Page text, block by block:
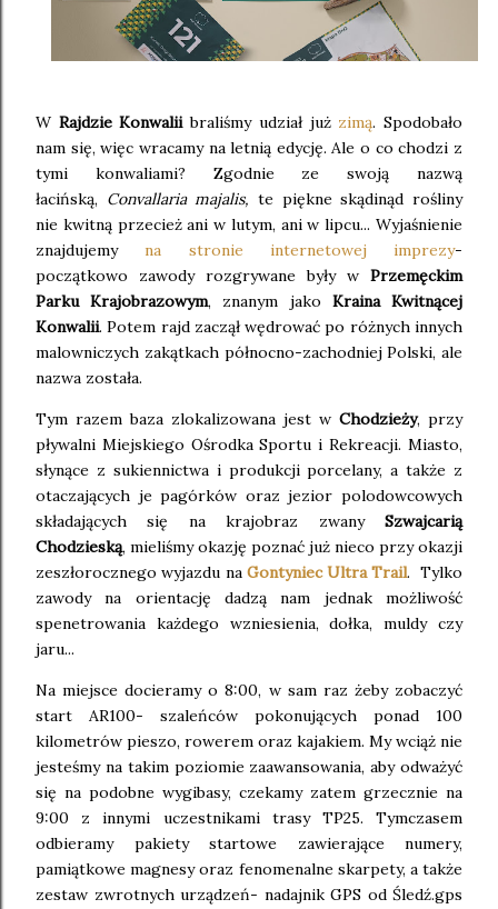
W Rajdzie Konwaliibraliśmy udział już zimą. Spodobało
nam się, więc wracamy na letnią edycję. Ale o co chodzi z
tymi konwaliami? Zgodnie ze swoją nazwą
łacińską, Convallaria majalis,te piękne skądinąd rośliny
nie kwitną przecież ani w lutym, ani w lipcu... Wyjaśnienie
znajdujemyna stronie internetowej imprezy-
początkowo zawody rozgrywane były w Przemęckim
Parku Krajobrazowym, znanym jako Kraina Kwitnącej
Konwalii. Potem rajd zaczął wędrować po różnych innych
malowniczych zakątkach północno-zachodniej Polski, ale
nazwa została.
Tym razem baza zlokalizowana jest w Chodzieży, przy
pływalni Miejskiego Ośrodka Sportu i Rekreacji. Miasto,
słynące z sukiennictwa i produkcji porcelany, a także z
otaczających je pagórków oraz jezior polodowcowych
składających się na krajobraz zwany Szwajcarią
Chodzieską, mieliśmy okazję poznać już nieco przy okazji
zeszłorocznego wyjazdu na Gontyniec Ultra Trail. Tylko
zawody na orientację dadzą nam jednak możliwość
spenetrowania każdego wzniesienia, dołka, muldy czy
jaru...
Na miejsce docieramy o 8:00, w sam raz żeby zobaczyć
start AR100- szaleńców pokonujących ponad 100
kilometrów pieszo, rowerem oraz kajakiem. My wciąż nie
jesteśmy na takim poziomie zaawansowania, aby odważyć
się na podobne wygibasy, czekamy zatem grzecznie na
9:00 z innymi uczestnikami trasy TP25. Tymczasem
odbieramy pakiety startowe zawierające numery,
pamiątkowe magnesy oraz fenomenalne skarpety, a także
zestaw zwrotnych urządzeń- nadajnik GPS od Śledź.gps